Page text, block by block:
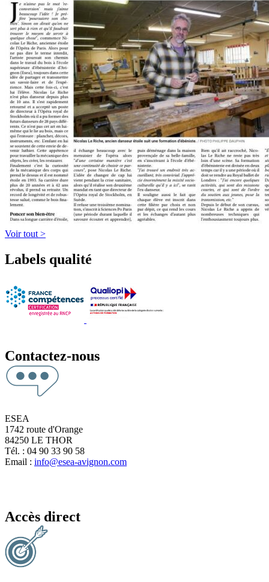
Voir tout >
Labels qualité
Contactez-nous
ESEA
1742 route d'Orange
84250 LE THOR
Tél. : 04 90 33 90 58
Email : info@esea-avignon.com
Accès direct